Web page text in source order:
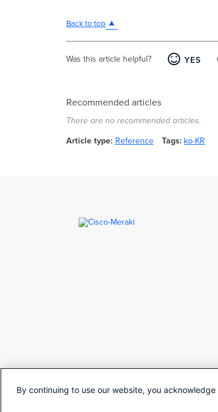
Back to top
Was this article helpful? YES
Recommended articles
There are no recommended articles.
Article type Reference Tags ko-KR
By continuing to use our website, you